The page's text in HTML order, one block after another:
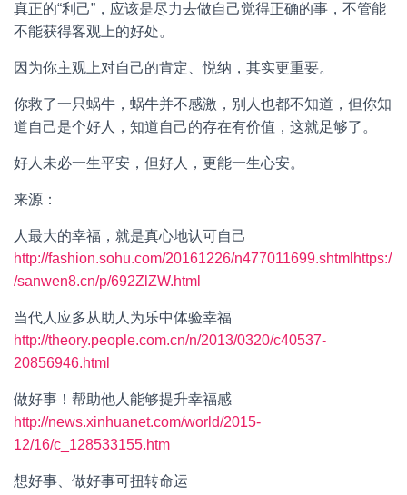
真正的“利己”，应该是尽力去做自己觉得正确的事，不管能
不能获得客观上的好处。
因为你主观上对自己的肯定、悦纳，其实更重要。
你救了一只蜗牛，蜗牛并不感激，别人也都不知道，但你知
道自己是个好人，知道自己的存在有价值，这就足够了。
好人未必一生平安，但好人，更能一生心安。
来源：
人最大的幸福，就是真心地认可自己
http://fashion.sohu.com/20161226/n477011699.shtml https:/
/sanwen8.cn/p/692ZlZW.html
当代人应多从助人为乐中体验幸福
http://theory.people.com.cn/n/2013/0320/c40537-
20856946.html
做好事！帮助他人能够提升幸福感
http://news.xinhuanet.com/world/2015-
12/16/c_128533155.htm
想好事、做好事可扭转命运